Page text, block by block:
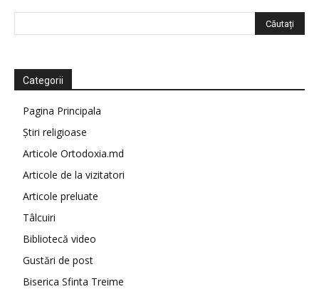
Categorii
Pagina Principala
Știri religioase
Articole Ortodoxia.md
Articole de la vizitatori
Articole preluate
Tâlcuiri
Bibliotecă video
Gustări de post
Biserica Sfinta Treime